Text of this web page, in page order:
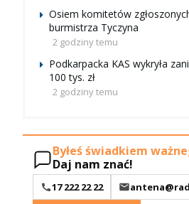
Osiem komitetów
burmistrza Tyczyna
2 godziny temu
Podkarpacka KAS wykryła
100 tys. zł
2 godziny temu
Byłeś świadkiem
Daj nam znać!
17 222 22 22